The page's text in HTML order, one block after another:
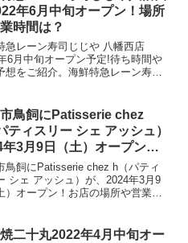
年6月中旬オープン！場所
時間は？
急レーン寿司じじや 八幡西店
6月中旬オープン予定!待ち時間や
想をご紹介。海鮮特急レーン寿司
本県の言葉で「魚」という意味
しておじいさんの...
鳥飼にPatisserie chez
ティスリー シェ アッシュ）
年3月9日（土）オープン！
営業時間は？
鳥飼にPatisserie chez h（パティ
シェ アッシュ）が、2024年3月9
）オープン！お店の場所や営業時
に新し...
二十丸2022年4月中旬オー